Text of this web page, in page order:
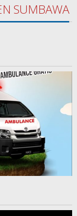
SUMBAWA